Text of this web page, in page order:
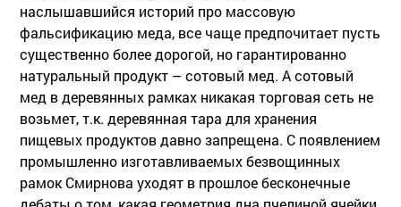
наслышавшийся историй про массовую
фальсификацию меда, все чаще предпочитает пусть
существенно более дорогой, но гарантированно
натуральный продукт – сотовый мед. А сотовый
мед в деревянных рамках никакая торговая сеть не
возьмет, т.к. деревянная тара для хранения
пищевых продуктов давно запрещена. С появлением
промышленно изготавливаемых безвощинных
рамок Смирнова уходят в прошлое бесконечные